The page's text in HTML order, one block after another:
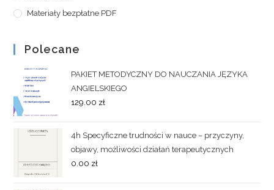
Materiały bezpłatne PDF
Polecane
PAKIET METODYCZNY DO NAUCZANIA JĘZYKA
ANGIELSKIEGO
129.00 zł
4h Specyficzne trudności w nauce – przyczyny,
objawy, możliwości działań terapeutycznych
0.00 zł